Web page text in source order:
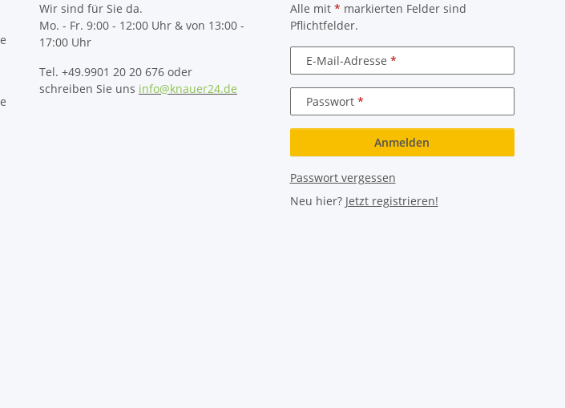
Wir sind für Sie da.
Mo. - Fr. 9:00 - 12:00 Uhr & von 13:00 -
17:00 Uhr
Tel. +49.9901 20 20 676 oder
schreiben Sie uns info@knauer24.de
Alle mit * markierten Felder sind
Pflichtfelder.
E-Mail-Adresse
Passwort
Anmelden
Passwort vergessen
Neu hier? Jetzt registrieren!